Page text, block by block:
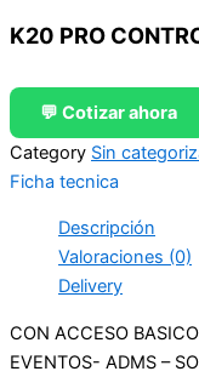
K20 PRO
💬 Cotizar ahora
Category Sin
Ficha tecnica
Descripción
Valoraciones (0)
Delivery
CON ACCESO
EVENTOS- ADMS –